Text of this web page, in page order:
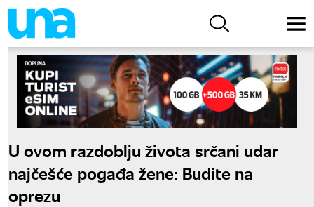
U ovom razdoblju života srčani udar
najčešće pogađa žene: Budite na
oprezu